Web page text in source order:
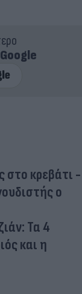
Google
στο κρεβάτι -
ο
Τα 4
και η